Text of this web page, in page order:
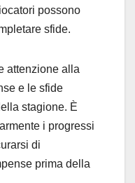
possono
sfide.
attenzione alla
e le sfide
stagione. È
i progressi
di
prima della